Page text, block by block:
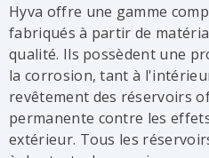
Hyva offre une gamme
fabriqués à partir de
qualité. Ils possèdent une
la corrosion, tant à
revêtement des réservoirs
permanente contre les
extérieur. Tous les